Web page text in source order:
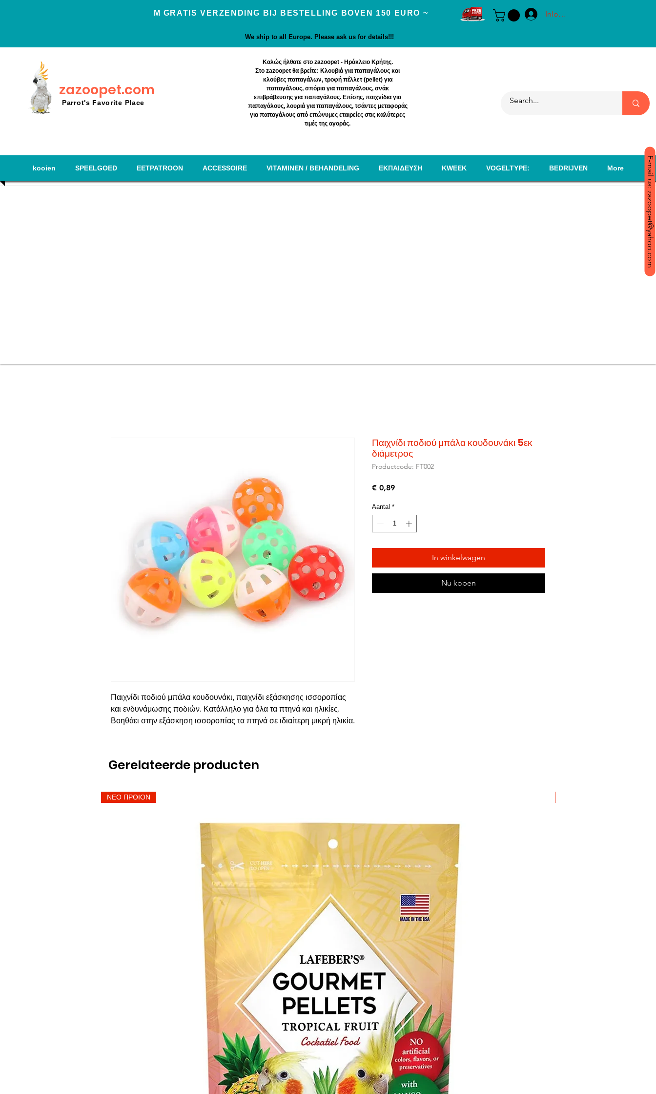
E-mail us: zazoopet@yahoo.com
Μ GRATIS VERZENDING BIJ BESTELLING BOVEN 150 EURO ~ Inloggen
We ship to all Europe. Please ask us for details!!!
zazoopet.com
Parrot's Favorite Place
Καλώς ήλθατε στο zazoopet - Ηράκλειο Κρήτης.
Στο zazoopet θα βρείτε: Κλουβιά για παπαγάλους και
κλούβες παπαγάλων, τροφή πέλλετ (pellet) για
παπαγάλους, σπόρια για παπαγάλους, σνάκ
επιβράβευσης για παπαγάλους. Επίσης, παιχνίδια για
παπαγάλους, λουριά για παπαγάλους, τσάντες μεταφοράς
για παπαγάλους από επώνυμες εταιρείες στις καλύτερες
τιμές της αγοράς.
kooien SPEELGOED EETPATROON ACCESSOIRE VITAMINEN / BEHANDELING EΚΠΑΙΔΕΥΣΗ KWEEK VOGELTYPE: BEDRIJVEN More
Παιχνίδι ποδιού μπάλα κουδουνάκι, παιχνίδι εξάσκησης ισσοροπίας
και ενδυνάμωσης ποδιών. Κατάλληλο για όλα τα πτηνά και ηλικίες.
Βοηθάει στην εξάσκηση ισσοροπίας τα πτηνά σε ιδιαίτερη μικρή ηλικία.
Παιχνίδι ποδιού μπάλα κουδουνάκι 5εκ
διάμετρος
Productcode: FT002
€ 0,89Prijs
Aantal *
In winkelwagen
Nu kopen
Gerelateerde producten
ΝΕΟ ΠΡΟΙΟΝ